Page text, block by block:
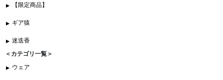
【限定商品】
ギア猿
迷迭香
＜カテゴリ一覧＞
ウェア